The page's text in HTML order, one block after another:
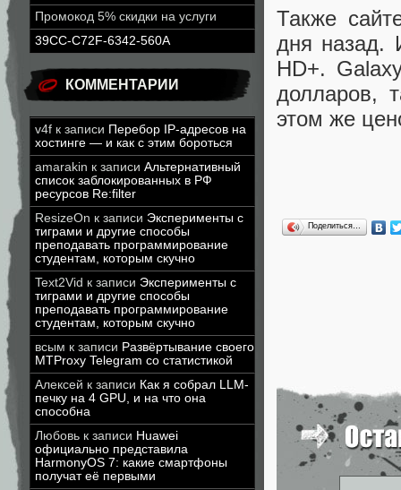
Промокод 5% скидки на услуги
39CC-C72F-6342-560A
КОММЕНТАРИИ
v4f к записи Перебор IP-адресов на
хостинге — и как с этим бороться
amarakin к записи Альтернативный
список заблокированных в РФ
ресурсов Re:filter
ResizeOn к записи Эксперименты с
тиграми и другие способы
преподавать программирование
студентам, которым скучно
Text2Vid к записи Эксперименты с
тиграми и другие способы
преподавать программирование
студентам, которым скучно
всым к записи Развёртывание своего
MTProxy Telegram со статистикой
Алексей к записи Как я собрал LLM-
печку на 4 GPU, и на что она
способна
Любовь к записи Huawei
официально представила
HarmonyOS 7: какие смартфоны
получат её первыми
Также
дня назад.
HD+.
долларов,
этом же
Поделиться…